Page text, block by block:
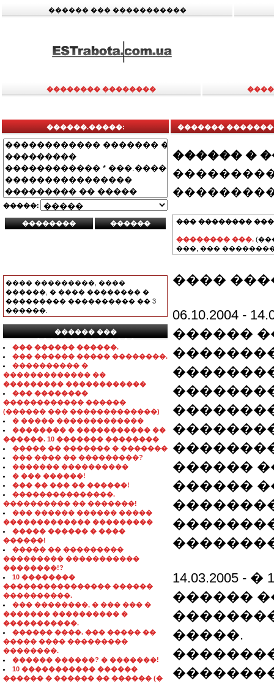
������ ��� �����������
�������� ��������
������.�����:
�����:
���� ���������, ����
������, � ���� �������� �
��������� ���������� �� 3
������.
������ ���
���������������
��� ������ ������.
��� ������ ����� ��������.
���������� �
������������� ��
��������� ������������
��� ��������
������������ ������
(������ ��� �������������)
� ����� �������������
�������� � ����������� ��
������. 10 ������� ��������
����� �� ������� � �������
��� ���� �� ���������?
������� ����������
� ��� ������!
��� �� ��� �� ������!
���������������.
���������� �� �������!
��� ������ ������ �����
������������� ���������
����� ������ � ����
������!
����� �� ���������
��������� �����������
��������!?
10 ��������
���������������� ������
����������.
��� ��������, � ��� ��� �
������� ���������� �
�����������.
������ ����. ��� ����� ��
����� ���� ���������
��������.
������ ������? � �������!
10 ����������� ������
������ � ������ �� ������ (�
�������
������ �
��� ��������
�������� ���.
���, ���
����
06.10.2004 -
������
������
������
14.03.2005 -
������
�����.